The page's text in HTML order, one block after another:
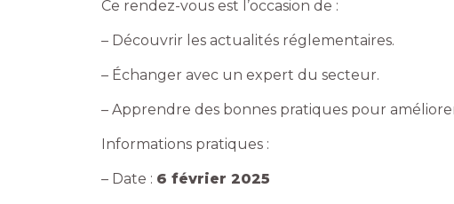
Ce rendez-vous est l’occasion de :
– Découvrir les actualités réglementaires.
– Échanger avec un expert du secteur.
– Apprendre des bonnes pratiques pour
Informations pratiques :
– Date : 6 février 2025